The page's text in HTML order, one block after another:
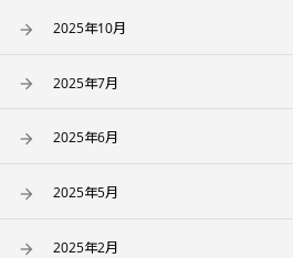
2025年10月
2025年7月
2025年6月
2025年5月
2025年2月